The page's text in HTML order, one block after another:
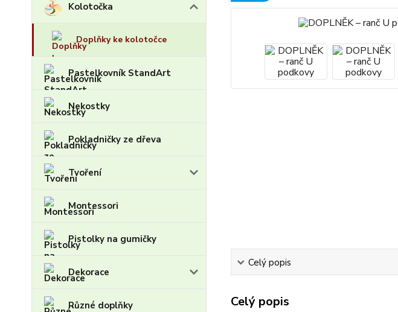
Kolotočka
Doplňky ke kolotočce
Pastelkovník StandArt
Nekostky
Pokladničky ze dřeva
Tvoření
Montessori
Pistolky na gumičky
Dekorace
Různé doplňky
Celý popis
Celý popis